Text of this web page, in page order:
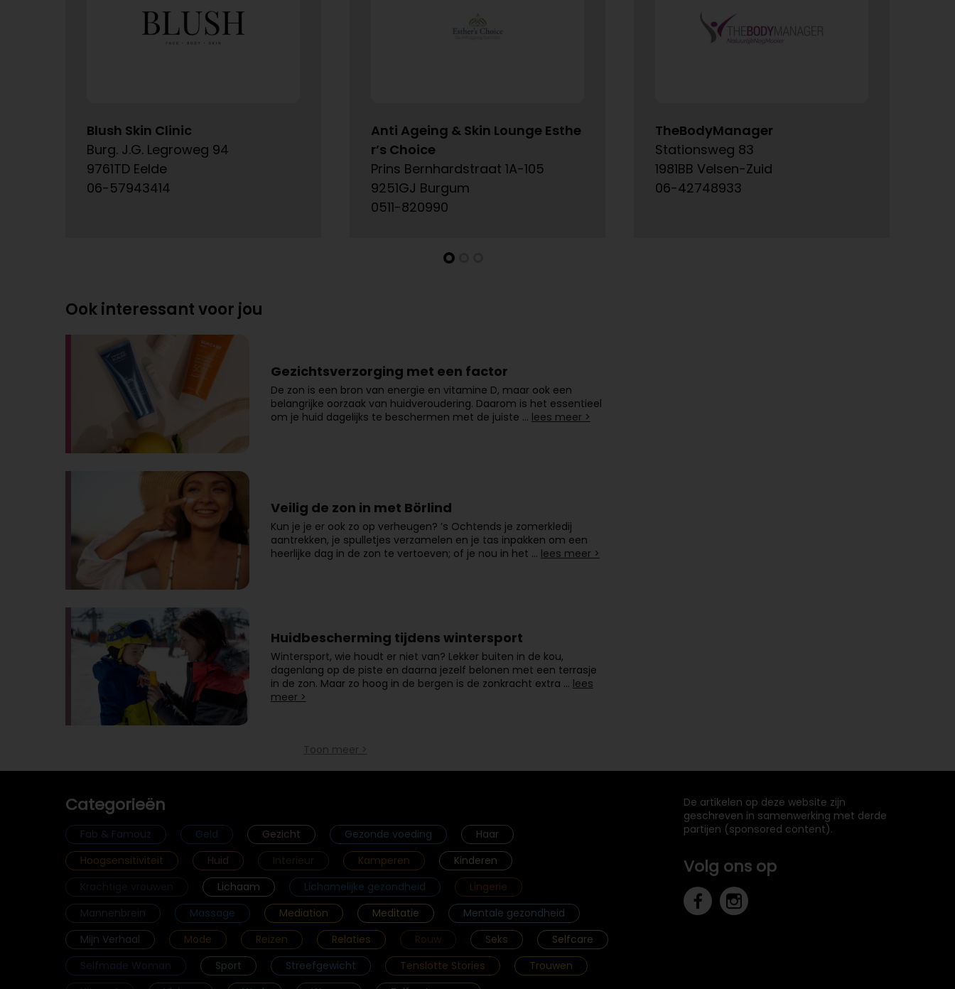
Blush Skin Clinic
Burg. J.G. Legroweg 94
9761TD Eelde
06-57943414
Anti Ageing & Skin Lounge Esthe
r’s Choice
Prins Bernhardstraat 1A-105
9251GJ Burgum
0511-820990
TheBodyManager
Stationsweg 83
1981BB Velsen-Zuid
06-42748933
Ook interessant voor jou
Gezichtsverzorging met een factor
De zon is een bron van energie en vitamine D, maar ook een
belangrijke oorzaak van huidveroudering. Daarom is het essentieel
om je huid dagelijks te beschermen met de juiste … lees meer >
Veilig de zon in met Börlind
Kun je je er ook zo op verheugen? ’s Ochtends je zomerkledij
aantrekken, je spulletjes verzamelen en je tas inpakken om een
heerlijke dag in de zon te vertoeven; of je nou in het … lees meer >
Huidbescherming tijdens wintersport
Wintersport, wie houdt er niet van? Lekker buiten in de kou,
dagenlang op de piste en daarna jezelf belonen met een terrasje
in de zon. Maar zo hoog in de bergen is de zonkracht extra … lees
meer >
Toon meer >
Categorieën
Fab & Famouz Geld Gezicht Gezonde voeding
Haar
Hoogsensitiviteit
Huid Interieur Kamperen
Kinderen
Lichaam Lichamelijke gezondheid
Lingerie
Mannenbrein
Massage Mediation Meditatie
Mentale gezondheid
Mijn Verhaal
Mode Reizen Relaties Rouw Seks
Selfcare
Selfmade Woman
Sport Streefgewicht Tenslotte Stories
Trouwen
De artikelen op deze website zijn
geschreven in samenwerking met derde
partijen (sponsored content).
Volg ons op